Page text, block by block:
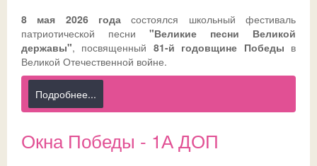
Общешкольные
Доска почета
История
Традиции
Музей
Антикоррупционные мероприятия
Совет обучающихся
Телефон доверия
ГИА-2026
Допобразование
ВПР
Безопасность детей в летний период
Ссылки
ДИСТАНТ
СФЕРУМ - sferum.ru
ЦОК - educont.ru
8 мая 2026 года состоялся школьный фестиваль
патриотической песни "Великие песни Великой
державы", посвященный 81-й годовщине Победы в
Великой Отечественной войне.
Подробнее...
Окна Победы - 1А ДОП